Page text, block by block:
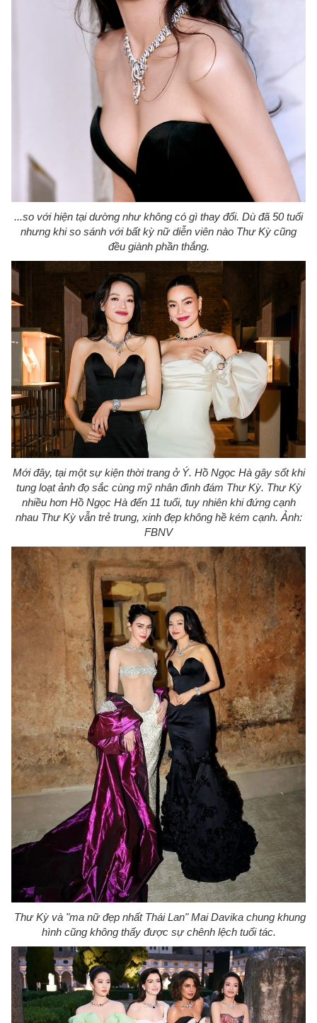
...so với hiện tại dường như không có gì thay đổi. Dù đã 50 tuổi
nhưng khi so sánh với bất kỳ nữ diễn viên nào Thư Kỳ cũng
đều giành phần thắng.
Mới đây, tại một sự kiện thời trang ở Ý. Hồ Ngọc Hà gây sốt khi
tung loạt ảnh đọ sắc cùng mỹ nhân đình đám Thư Kỳ. Thư Kỳ
nhiều hơn Hồ Ngọc Hà đến 11 tuổi, tuy nhiên khi đứng cạnh
nhau Thư Kỳ vẫn trẻ trung, xinh đẹp không hề kém cạnh. Ảnh:
FBNV
Thư Kỳ và "ma nữ đẹp nhất Thái Lan" Mai Davika chung khung
hình cũng không thấy được sự chênh lệch tuổi tác.